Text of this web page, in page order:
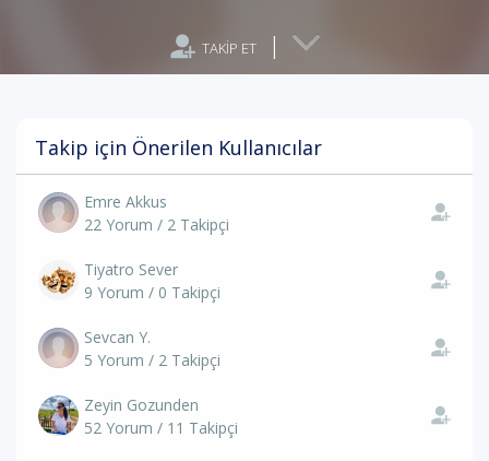
TAKİP ET |
Takip için Önerilen Kullanıcılar
Emre Akkus
22 Yorum / 2 Takipçi
Tiyatro Sever
9 Yorum / 0 Takipçi
Sevcan Y.
5 Yorum / 2 Takipçi
Zeyin Gozunden
52 Yorum / 11 Takipçi